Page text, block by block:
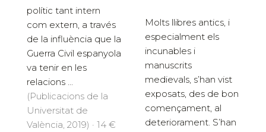
polític tant intern
com extern, a través
de la influència que la
Guerra Civil espanyola
va tenir en les
relacions ...
(Publicacions de la
Universitat de
València, 2019) · 14 €
Molts llibres antics, i
especialment els
incunables i
manuscrits
medievals, s’han vist
exposats, des de bon
començament, al
deteriorament. S’han